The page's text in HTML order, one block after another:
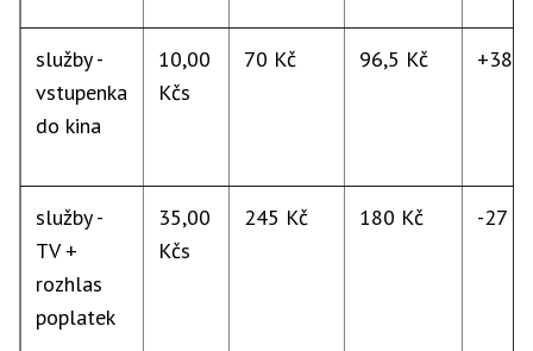
služby -
vstupenka
do kina
10,00
Kčs
70 Kč 96,5 Kč +38
služby -
TV +
rozhlas
poplatek
35,00
Kčs
245 Kč 180 Kč -27 %